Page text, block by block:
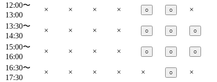
12:00〜
13:00
× × × × ○ ○
×
13:30〜
14:30
× × × × ○ ○ ○
15:00〜
16:00
× × × × ○ ○ ○
16:30〜
17:30
× × × × × ○
×